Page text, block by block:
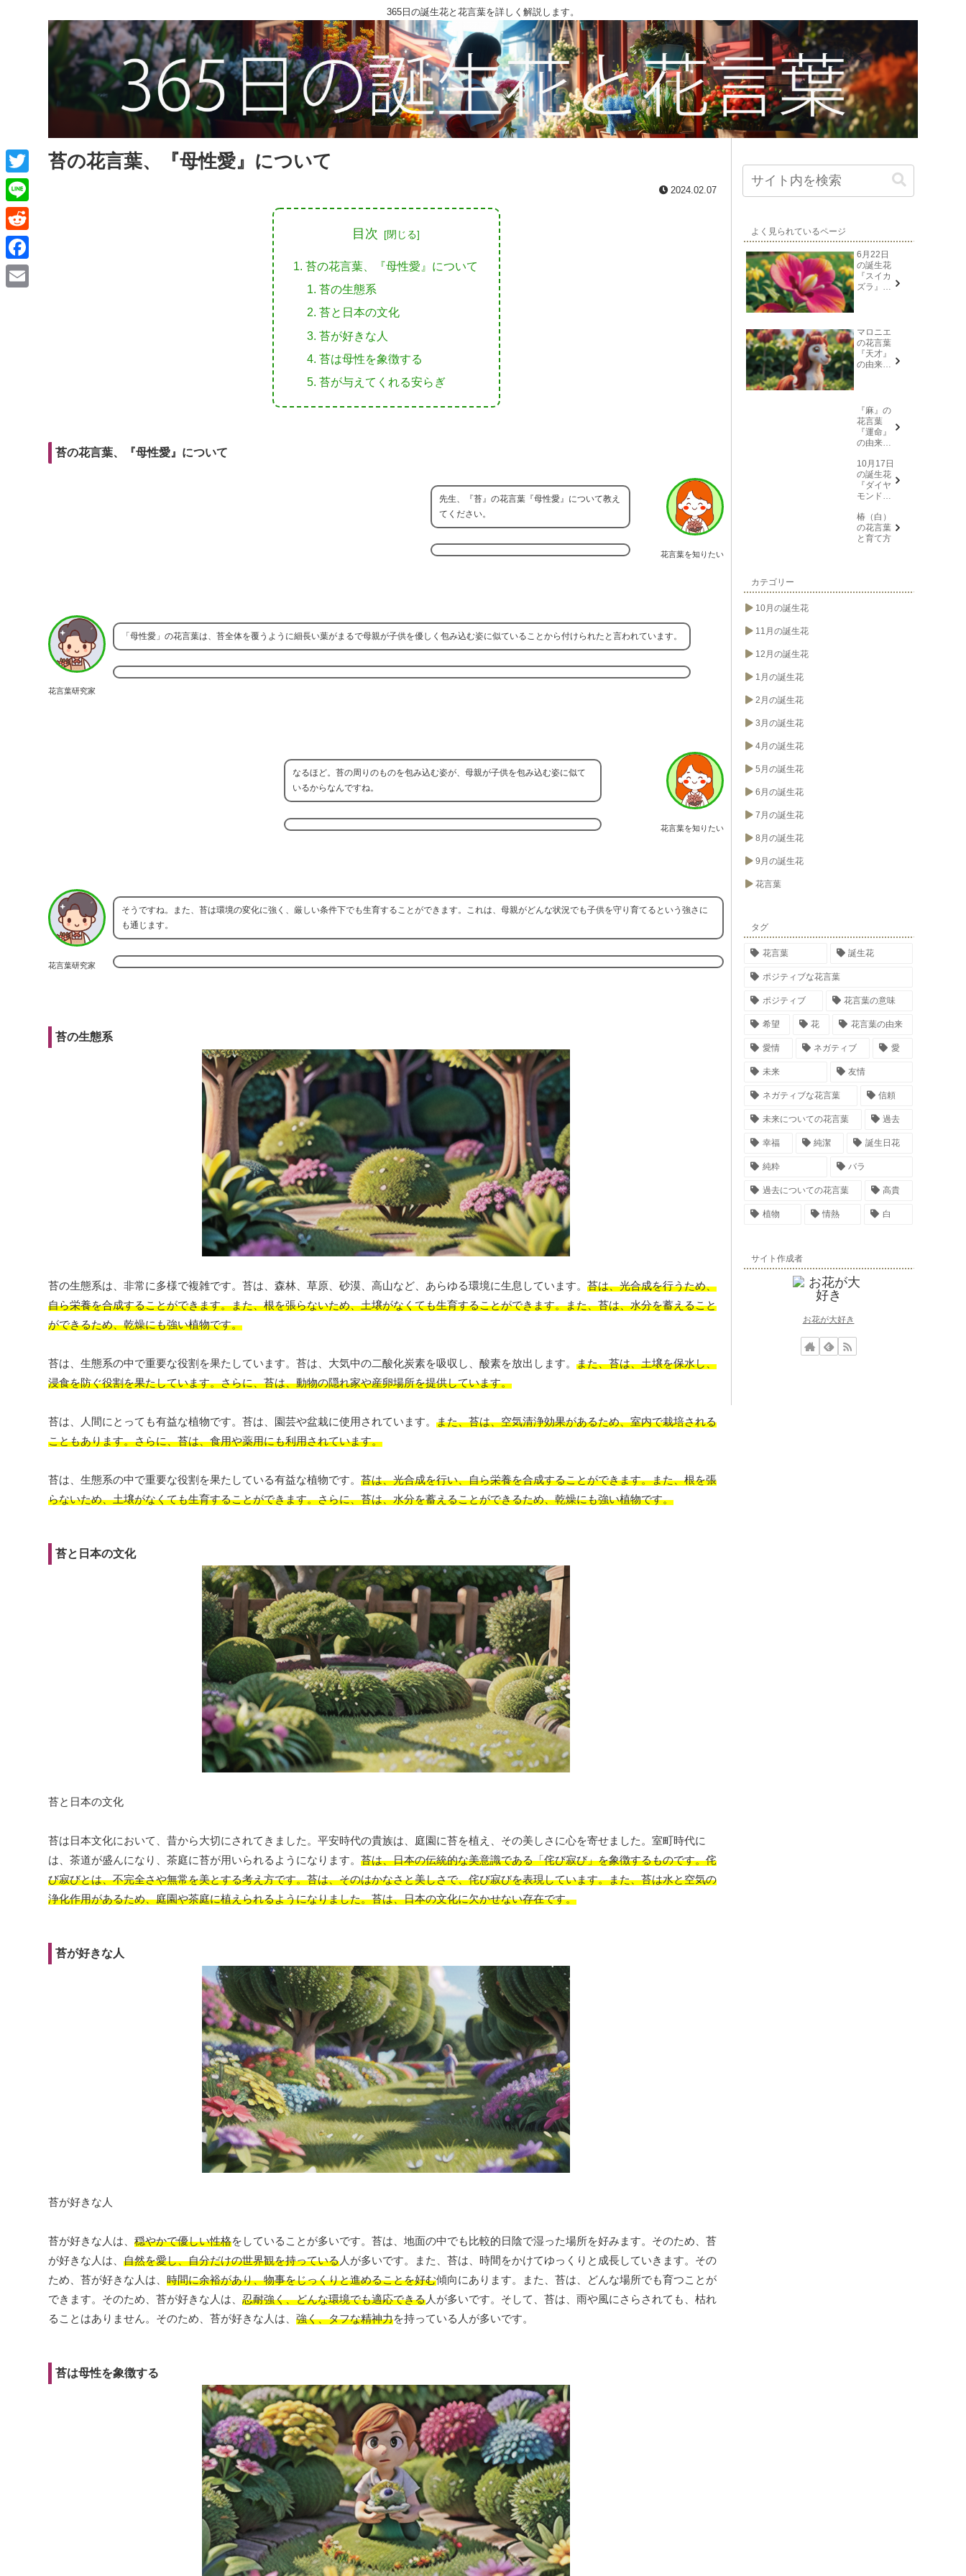
365日の誕生花と花言葉を詳しく解説します。
苔の花言葉、『母性愛』について
2024.02.07
目次
苔の花言葉、『母性愛』について
苔の生態系
苔と日本の文化
苔が好きな人
苔は母性を象徴する
苔が与えてくれる安らぎ
苔の花言葉、『母性愛』について
花言葉を知りたい
先生、『苔』の花言葉『母性愛』について教え
てください。
花言葉研究家
「母性愛」の花言葉は、苔全体を覆うように細長い葉がまるで母親が子供を優しく包み込む姿に似ていることから付けられたと言われています。
花言葉を知りたい
なるほど。苔の周りのものを包み込む姿が、母親が子供を包み込む姿に似て
いるからなんですね。
花言葉研究家
そうですね。また、苔は環境の変化に強く、厳しい条件下でも生育することができます。これは、母親がどんな状況でも子供を守り育てるという強さに
も通じます。
苔の生態系
苔の生態系は、非常に多様で複雑です。苔は、森林、草原、砂漠、高山など、あらゆる環境に生息しています。 苔は、光合成を行うため、
自ら栄養を合成することができます。また、根を張らないため、土壌がなくても生育することができます。また、苔は、水分を蓄えること
ができるため、乾燥にも強い植物です。
苔は、生態系の中で重要な役割を果たしています。苔は、大気中の二酸化炭素を吸収し、酸素を放出します。 また、苔は、土壌を保水し、
浸食を防ぐ役割を果たしています。さらに、苔は、動物の隠れ家や産卵場所を提供しています。
苔は、人間にとっても有益な植物です。苔は、園芸や盆栽に使用されています。 また、苔は、空気清浄効果があるため、室内で栽培される
こともあります。さらに、苔は、食用や薬用にも利用されています。
苔は、生態系の中で重要な役割を果たしている有益な植物です。 苔は、光合成を行い、自ら栄養を合成することができます。また、根を張
らないため、土壌がなくても生育することができます。さらに、苔は、水分を蓄えることができるため、乾燥にも強い植物です。
苔と日本の文化
苔と日本の文化
苔は日本文化において、昔から大切にされてきました。平安時代の貴族は、庭園に苔を植え、その美しさに心を寄せました。室町時代に
は、茶道が盛んになり、茶庭に苔が用いられるようになります。 苔は、日本の伝統的な美意識である「侘び寂び」を象徴するものです。侘
び寂びとは、不完全さや無常を美とする考え方です。苔は、そのはかなさと美しさで、侘び寂びを表現しています。また、苔は水と空気の
浄化作用があるため、庭園や茶庭に植えられるようになりました。苔は、日本の文化に欠かせない存在です。
苔が好きな人
苔が好きな人
苔が好きな人は、 穏やかで優しい性格をしていることが多いです。苔は、地面の中でも比較的日陰で湿った場所を好みます。そのため、苔
が好きな人は、 自然を愛し、自分だけの世界観を持っている人が多いです。また、苔は、時間をかけてゆっくりと成長していきます。その
ため、苔が好きな人は、 時間に余裕があり、物事をじっくりと進めることを好む傾向にあります。また、苔は、どんな場所でも育つことが
できます。そのため、苔が好きな人は、 忍耐強く、どんな環境でも適応できる人が多いです。そして、苔は、雨や風にさらされても、枯れ
ることはありません。そのため、苔が好きな人は、 強く、タフな精神力を持っている人が多いです。
苔は母性を象徴する
よく見られているページ
6月22日
の誕生花
『スイカ
ズラ』花
マロニエ
の花言葉
『天才』
の由来と
『麻』の
花言葉
『運命』
の由来と
10月17日
の誕生花
『ダイヤ
モンドリ
葉→また
会う日を
楽しみ
椿（白）
の花言葉
と育て方
カテゴリー
10月の誕生花
11月の誕生花
12月の誕生花
1月の誕生花
2月の誕生花
3月の誕生花
4月の誕生花
5月の誕生花
6月の誕生花
7月の誕生花
8月の誕生花
9月の誕生花
花言葉
タグ
花言葉 誕生花
ポジティブな花言葉
ポジティブ 花言葉の意味
希望 花 花言葉の由来
愛情 ネガティブ 愛
未来 友情
ネガティブな花言葉 信頼
未来についての花言葉 過去
幸福 純潔 誕生日花
純粋 バラ
過去についての花言葉 高貴
植物 情熱 白
サイト作成者
お花が大好き
T
w
i
t
L
i
n
e
R
e
d
F